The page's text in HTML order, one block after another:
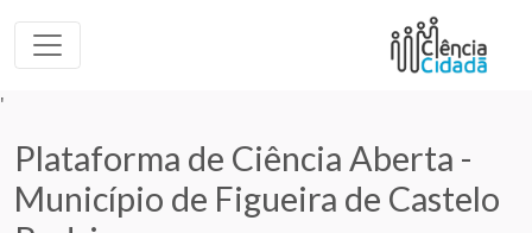
'
Plataforma de Ciência Aberta -
Município de Figueira de Castelo